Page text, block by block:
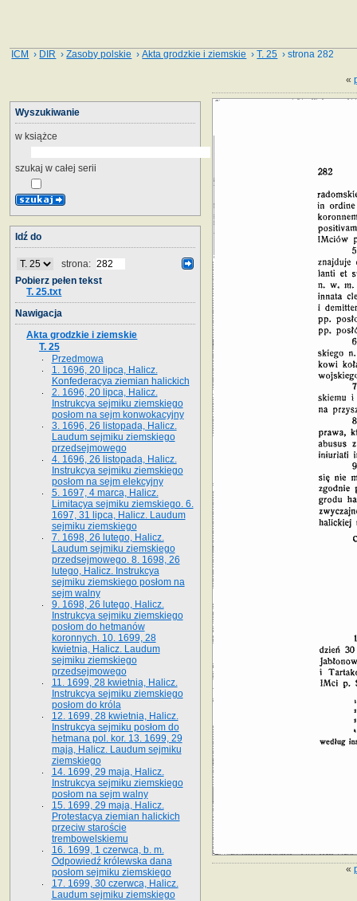
ICM › DIR ›Zasoby polskie ›Akta grodzkie i ziemskie ›T. 25 › strona 282
«
«
Wyszukiwanie
w książce
szukaj w całej serii
Idź do
strona:
Pobierz pełen tekst
T. 25.txt
Nawigacja
Akta grodzkie i ziemskie
T. 25
Przedmowa
1. 1696, 20 lipca, Halicz.
Konfederacya ziemian halickich
2. 1696, 20 lipca, Halicz.
Instrukcya sejmiku ziemskiego
posłom na sejm konwokacyjny
3. 1696, 26 listopada, Halicz.
Laudum sejmiku ziemskiego
przedsejmowego
4. 1696, 26 listopada, Halicz.
Instrukcya sejmiku ziemskiego
posłom na sejm elekcyjny
5. 1697, 4 marca, Halicz.
Limitacya sejmiku ziemskiego. 6.
1697, 31 lipca, Halicz. Laudum
sejmiku ziemskiego
7. 1698, 26 lutego, Halicz.
Laudum sejmiku ziemskiego
przedsejmowego. 8. 1698, 26
lutego, Halicz. Instrukcya
sejmiku ziemskiego posłom na
sejm walny
9. 1698, 26 lutego, Halicz.
Instrukcya sejmiku ziemskiego
posłom do hetmanów
koronnych. 10. 1699, 28
kwietnia, Halicz. Laudum
sejmiku ziemskiego
przedsejmowego
11. 1699, 28 kwietnia, Halicz.
Instrukcya sejmiku ziemskiego
posłom do króla
12. 1699, 28 kwietnia, Halicz.
Instrukcya sejmiku posłom do
hetmana pol. kor. 13. 1699, 29
maja, Halicz. Laudum sejmiku
ziemskiego
14. 1699, 29 maja, Halicz.
Instrukcya sejmiku ziemskiego
posłom na sejm walny
15. 1699, 29 maja, Halicz.
Protestacya ziemian halickich
przeciw staroście
trembowelskiemu
16. 1699, 1 czerwca, b. m.
Odpowiedź królewska dana
posłom sejmiku ziemskiego
17. 1699, 30 czerwca, Halicz.
Laudum sejmiku ziemskiego